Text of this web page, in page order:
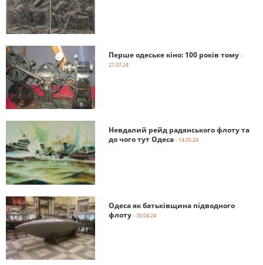
Перше одеське кіно: 100 років тому -
21.07.24
Невдалий рейд радянського флоту та
до чого тут Одеса - 14.05.24
Одеса як батьківщина підводного
флоту - 30.04.24